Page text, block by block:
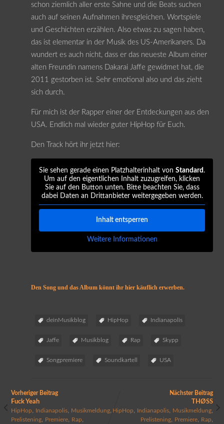
schon ziemlich aller erste Sahne und die Beats suchen
auch auf seinen Aufnahmen ihresgleichen. Wortspiele
und Geschichten erzählen. Also etwas zu sagen haben,
das ist elementar in der Musik des US-Amerikaners. Da
wundert es auch nicht, dass er das neueste Album einer
alten Freundin namens Dakarai Jaffe gewidmet hat, die
2011 gestorben ist. Sehr emotional also und das zieht
sich durch.
Für mich ist der Rapper einer der Entdeckungen aus den
USA. Endlich mal wieder guter HipHop für Euch.
Den Track hört ihr jetzt hier:
Sie sehen gerade einen Platzhalterinhalt von Standard .
Um auf den eigentlichen Inhalt zuzugreifen, klicken
Sie auf den Button unten. Bitte beachten Sie, dass
dabei Daten an Drittanbieter weitergegeben werden.
Inhalt entsperren
Weitere Informationen
Den Song und das Album könnt ihr hier käuflich erwerben.
deinMusikblog HipHop Indianapolis
Jaffe Musikblog Rap Skypp
Songpremiere Soundkartell USA
Vorheriger Beitrag
Fuck Yeah
HipHop, Indianapolis, Musikmeldung,
Prelistening, Premiere, Rap,
Nächster Beitrag
THØSS
HipHop, Indianapolis, Musikmeldung,
Prelistening, Premiere, Rap,